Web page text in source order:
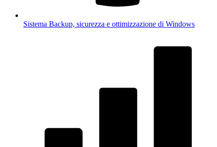
Sistema Backup, sicurezza e ottimizzazione di Windows